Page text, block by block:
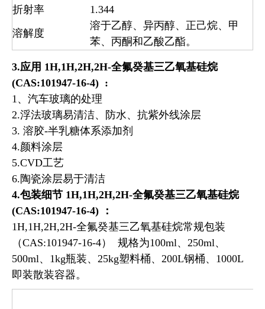
折射率
1.344
溶解度
溶于乙醇、异丙醇、正己烷、甲
苯、丙酮和乙酸乙酯。
3.应用 1H,1H,2H,2H-全氟癸基三乙氧基硅烷
(CAS:101947-16-4) :
1、汽车玻璃的处理
2.浮法玻璃易清洁、防水、抗紫外线涂层
3. 溶胶-半乳糖体系添加剂
4.颜料涂层
5.CVD工艺
6.陶瓷涂层易于清洁
4.包装细节 1H,1H,2H,2H-全氟癸基三乙氧基硅烷
(CAS:101947-16-4)
：
1H,1H,2H,2H-全氟癸基三乙氧基硅烷常规包装
（CAS:101947-16-4） 规格为100ml、250ml、
500ml、1kg瓶装、25kg塑料桶、200L钢桶、1000L
即装散装容器。